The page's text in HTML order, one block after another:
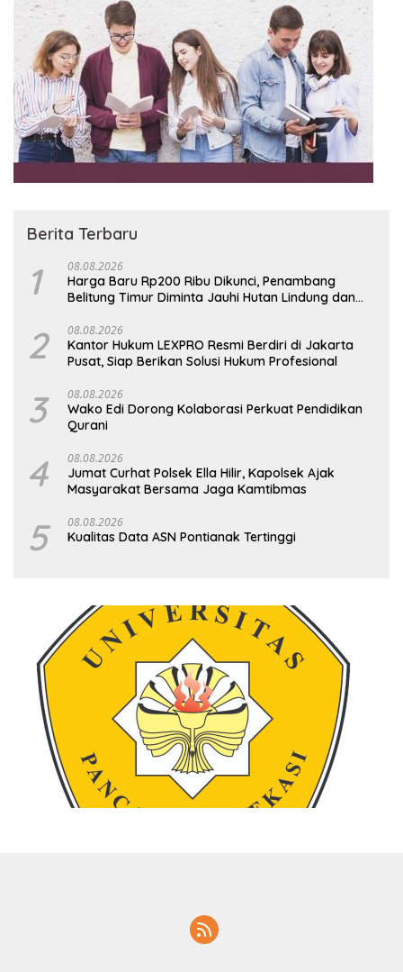
Berita Terbaru
1 08.08.2026
Harga Baru Rp200 Ribu Dikunci, Penambang
Belitung Timur Diminta Jauhi Hutan Lindung dan
2 08.08.2026
Kantor Hukum LEXPRO Resmi Berdiri di Jakarta
Pusat, Siap Berikan Solusi Hukum Profesional
3 08.08.2026
Wako Edi Dorong Kolaborasi Perkuat Pendidikan
Qurani
4 08.08.2026
Jumat Curhat Polsek Ella Hilir, Kapolsek Ajak
Masyarakat Bersama Jaga Kamtibmas
5 08.08.2026
Kualitas Data ASN Pontianak Tertinggi